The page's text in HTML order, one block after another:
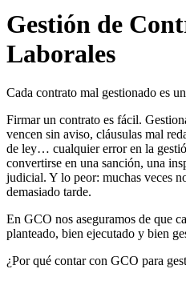
Gestión de
Laborales
Cada contrato mal gestionado es
Firmar un contrato es fácil.
vencen sin aviso, cláusulas mal
de ley… cualquier error en la
convertirse en una sanción, una
judicial. Y lo peor: muchas veces
demasiado tarde.
En GCO nos aseguramos de que
planteado, bien ejecutado y bien
¿Por qué contar con GCO para